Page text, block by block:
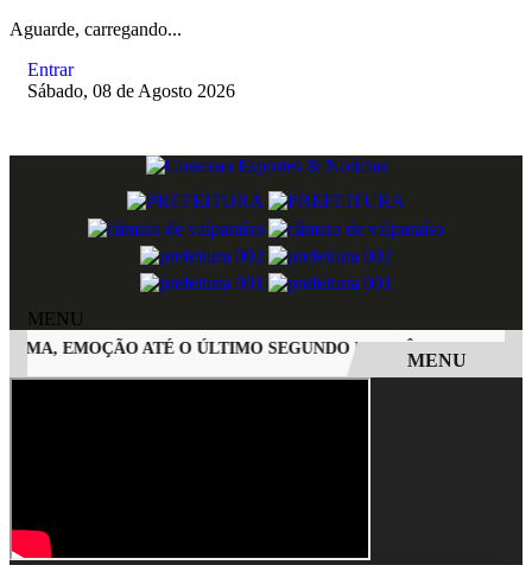
Aguarde, carregando...
Entrar
Sábado, 08 de Agosto 2026
MENU
EMOÇÃO ATÉ O ÚLTIMO SEGUNDO E POLÊMICA. BIG
MENU